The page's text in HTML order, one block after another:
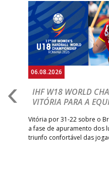
06.08.2026
IHF W18 WORLD
VITÓRIA PARA A
Vitória por 31-22 sobre o
a fase de apuramento dos
triunfo confortável das
Anterior